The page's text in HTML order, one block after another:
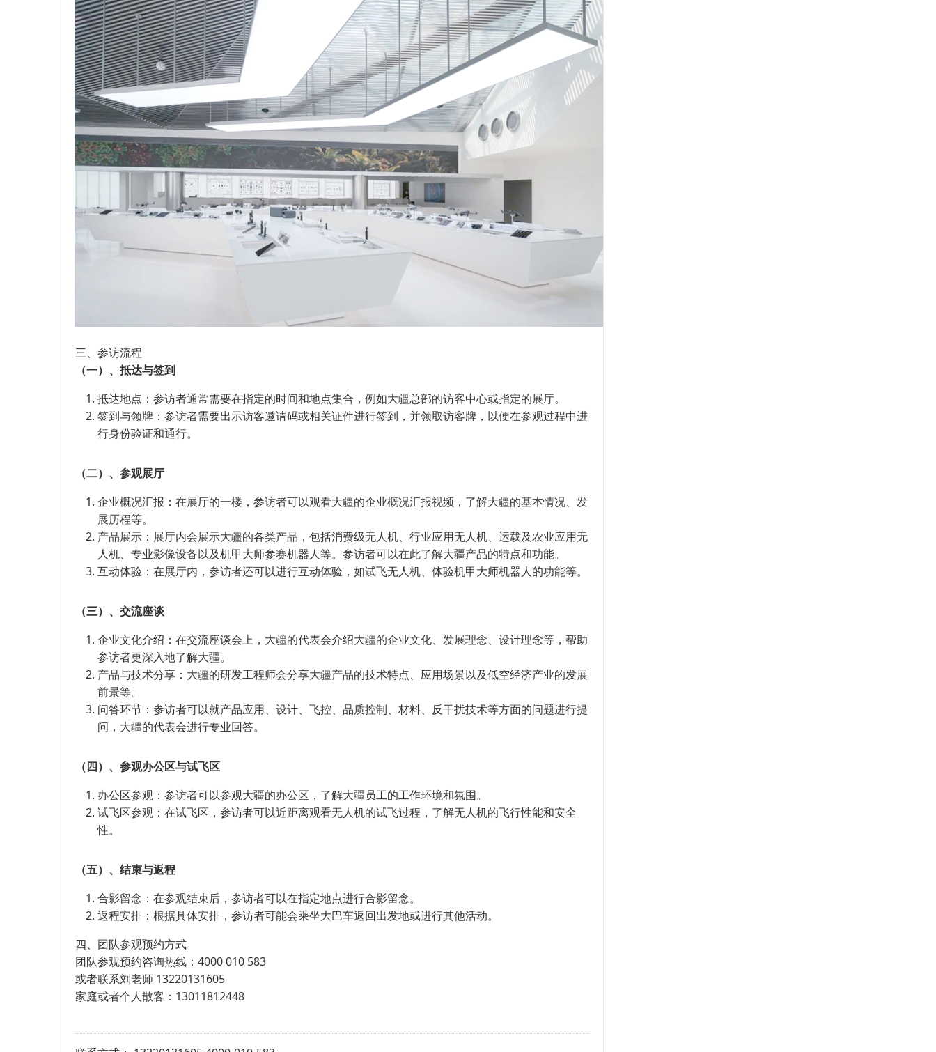
三、参访流程
（一）、抵达与签到
抵达地点：参访者通常需要在指定的时间和地点集合，例如大疆总部的访客中心或指定的展厅。
签到与领牌：参访者需要出示访客邀请码或相关证件进行签到，并领取访客牌，以便在参观过程中进
行身份验证和通行。
（二）、参观展厅
企业概况汇报：在展厅的一楼，参访者可以观看大疆的企业概况汇报视频，了解大疆的基本情况、发
展历程等。
产品展示：展厅内会展示大疆的各类产品，包括消费级无人机、行业应用无人机、运载及农业应用无
人机、专业影像设备以及机甲大师参赛机器人等。参访者可以在此了解大疆产品的特点和功能。
互动体验：在展厅内，参访者还可以进行互动体验，如试飞无人机、体验机甲大师机器人的功能等。
（三）、交流座谈
企业文化介绍：在交流座谈会上，大疆的代表会介绍大疆的企业文化、发展理念、设计理念等，帮助
参访者更深入地了解大疆。
产品与技术分享：大疆的研发工程师会分享大疆产品的技术特点、应用场景以及低空经济产业的发展
前景等。
问答环节：参访者可以就产品应用、设计、飞控、品质控制、材料、反干扰技术等方面的问题进行提
问，大疆的代表会进行专业回答。
（四）、参观办公区与试飞区
办公区参观：参访者可以参观大疆的办公区，了解大疆员工的工作环境和氛围。
试飞区参观：在试飞区，参访者可以近距离观看无人机的试飞过程，了解无人机的飞行性能和安全
性。
（五）、结束与返程
合影留念：在参观结束后，参访者可以在指定地点进行合影留念。
返程安排：根据具体安排，参访者可能会乘坐大巴车返回出发地或进行其他活动。
四、团队参观预约方式
团队参观预约咨询热线：4000 010 583
或者联系刘老师 13220131605
家庭或者个人散客：13011812448